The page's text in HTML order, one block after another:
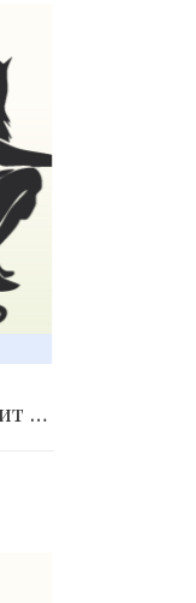
«Зверь с востока» не остановит английскую леди,..